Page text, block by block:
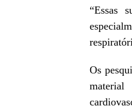
“Essas
Os
material